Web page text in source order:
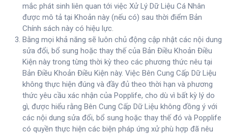
mắc phát sinh liên quan tới việc Xử Lý Dữ Liệu Cá Nhân
được mô tả tại Khoản này (nếu có) sau thời điểm Bản
Chính sách này có hiệu lực.
Bằng mọi khả năng sẽ luôn chủ động cập nhật các nội dung
sửa đổi, bổ sung hoặc thay thế của Bản Điều Khoản Điều
Kiện này trong từng thời kỳ theo các phương thức nêu tại
Bản Điều Khoản Điều Kiện này. Việc Bên Cung Cấp Dữ Liệu
không thực hiện đúng và đầy đủ theo thời hạn và phương
thức yêu cầu xác nhận của Popplife, cho dù vì bất kỳ lý do
gì, được hiểu rằng Bên Cung Cấp Dữ Liệu không đồng ý với
các nội dung sửa đổi, bổ sung hoặc thay thế đó và Popplife
có quyền thực hiện các biện pháp ứng xử phù hợp đã nêu